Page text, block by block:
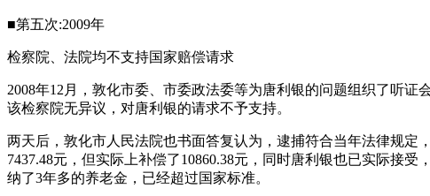
■第五次:2009年
检察院、法院均不支持国家赔偿请求
2008年12月，敦化市委、市委政法委等为唐利银的问题组织了听
该检察院无异议，对唐利银的请求不予支持。
两天后，敦化市人民法院也书面答复认为，逮捕符合当年法律规定
7437.48元，但实际上补偿了10860.38元，同时唐利银也已实际接
纳了3年多的养老金，已经超过国家标准。